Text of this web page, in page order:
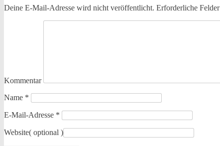
Deine E-Mail-Adresse wird nicht veröffentlicht. Erforderliche
Kommentar
Name *
E-Mail-Adresse *
Website( optional )